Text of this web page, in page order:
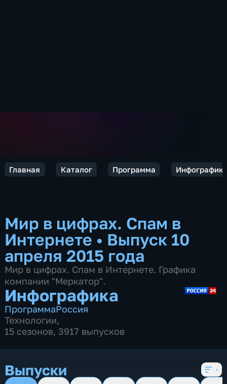
Главная Каталог Программа
Мир в цифрах. Спам в
Интернете • Выпуск 10
апреля 2015 года
Мир в цифрах. Спам в Интернете. Графика
компании "Меркатор".
Инфографика
ПрограммаРоссия
Технологии,
15 сезонов, 3917 выпусков
Выпуски